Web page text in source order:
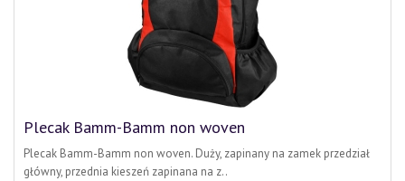
Plecak Bamm-Bamm non woven
Plecak Bamm-Bamm non woven. Duży, zapinany na zamek przedział
główny, przednia kieszeń zapinana na z..